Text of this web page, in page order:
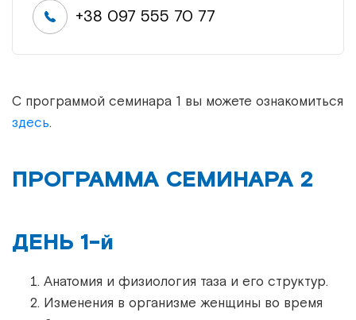
+38 097 555 70 77
С программой семинара 1 вы можете ознакомиться
здесь.
ПРОГРАММА СЕМИНАРА 2
ДЕНЬ 1-й
Анатомия и физиология таза и его структур.
Изменения в организме женщины во время